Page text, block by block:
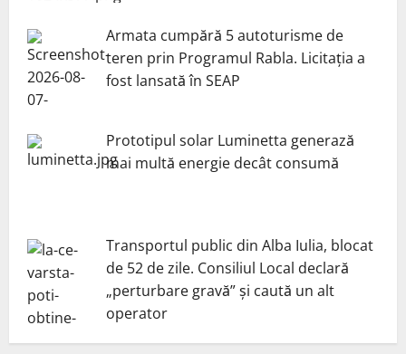
Armata cumpără 5 autoturisme de
teren prin Programul Rabla. Licitația a
fost lansată în SEAP
Prototipul solar Luminetta generază
mai multă energie decât consumă
Transportul public din Alba Iulia, blocat
de 52 de zile. Consiliul Local declară
„perturbare gravă” și caută un alt
operator